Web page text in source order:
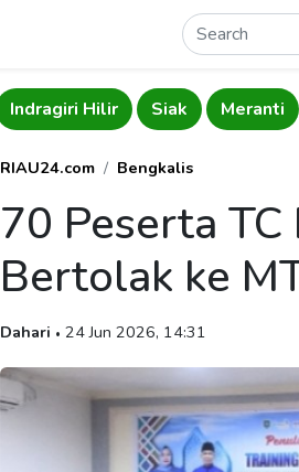
Indragiri Hilir Siak Meranti
RIAU24.com Bengkalis
70 Peserta
Bertolak ke
Dahari • 24 Jun 2026, 14:31